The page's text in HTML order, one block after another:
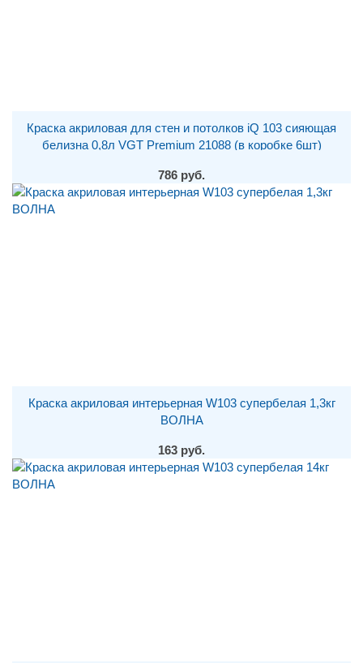
Краска акриловая для стен и потолков iQ 103 сияющая
белизна 0,8л VGT Premium 21088 (в коробке 6шт)
786 руб.
Краска акриловая интерьерная W103 супербелая 1,3кг
ВОЛНА
163 руб.